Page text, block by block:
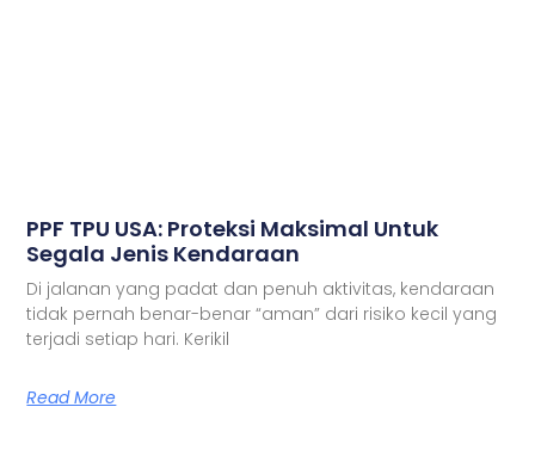
PPF TPU USA: Proteksi Maksimal Untuk
Segala Jenis Kendaraan
Di jalanan yang padat dan penuh aktivitas, kendaraan
tidak pernah benar-benar “aman” dari risiko kecil yang
terjadi setiap hari. Kerikil
Read More